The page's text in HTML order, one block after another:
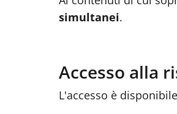
simultanei.
Accesso alla
L'accesso è